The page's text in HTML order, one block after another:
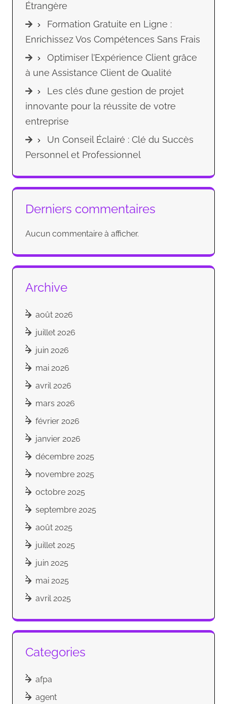
Étrangère
Formation Gratuite en Ligne :
Enrichissez Vos Compétences Sans Frais
Optimiser l’Expérience Client grâce
à une Assistance Client de Qualité
Les clés d’une gestion de projet
innovante pour la réussite de votre
entreprise
Un Conseil Éclairé : Clé du Succès
Personnel et Professionnel
Derniers commentaires
Aucun commentaire à afficher.
Archive
août 2026
juillet 2026
juin 2026
mai 2026
avril 2026
mars 2026
février 2026
janvier 2026
décembre 2025
novembre 2025
octobre 2025
septembre 2025
août 2025
juillet 2025
juin 2025
mai 2025
avril 2025
Categories
afpa
agent